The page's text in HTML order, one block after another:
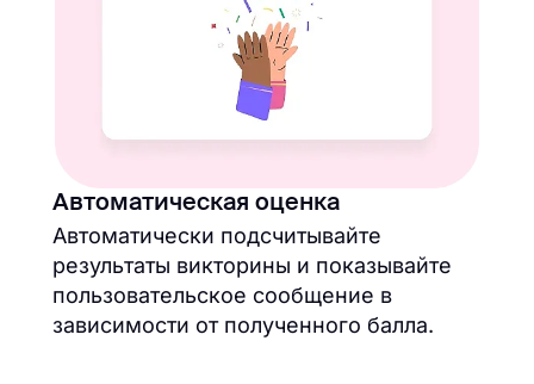
Автоматическая оценка
Автоматически подсчитывайте
результаты викторины и показывайте
пользовательское сообщение в
зависимости от полученного балла.